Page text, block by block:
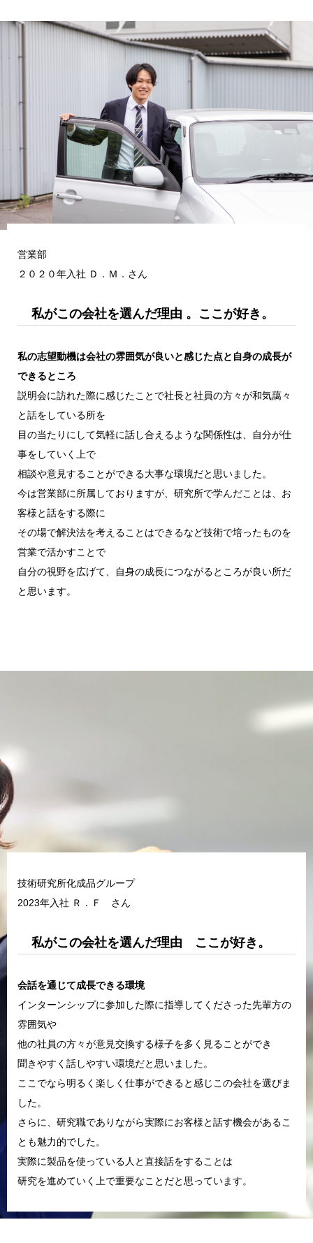
営業部
２０２０年入社 Ｄ．Ｍ．さん
私がこの会社を選んだ理由 。ここが好き。
私の志望動機は会社の雰囲気が良いと感じた点と自身の成長が
できるところ
説明会に訪れた際に感じたことで社長と社員の方々が和気藹々
と話をしている所を
目の当たりにして気軽に話し合えるような関係性は、自分が仕
事をしていく上で
相談や意見することができる大事な環境だと思いました。
今は営業部に所属しておりますが、研究所で学んだことは、お
客様と話をする際に
その場で解決法を考えることはできるなど技術で培ったものを
営業で活かすことで
自分の視野を広げて、自身の成長につながるところが良い所だ
と思います。
技術研究所化成品グループ
2023年入社 Ｒ．Ｆ さん
私がこの会社を選んだ理由 ここが好き。
会話を通じて成長できる環境
インターンシップに参加した際に指導してくださった先輩方の
雰囲気や
他の社員の方々が意見交換する様子を多く見ることができ
聞きやすく話しやすい環境だと思いました。
ここでなら明るく楽しく仕事ができると感じこの会社を選びま
した。
さらに、研究職でありながら実際にお客様と話す機会があるこ
とも魅力的でした。
実際に製品を使っている人と直接話をすることは
研究を進めていく上で重要なことだと思っています。